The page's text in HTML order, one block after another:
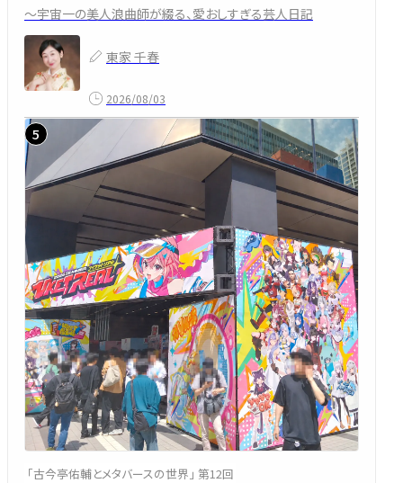
～宇宙一の美人浪曲師が綴る、愛おしすぎる芸人日記
東家 千春
2026/08/03
「古今亭佑輔とメタバースの世界」 第12回